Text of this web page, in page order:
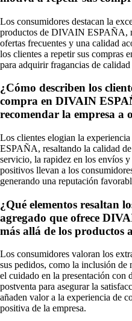
Los consumidores destacan la
productos de DIVAIN ESPAÑA,
ofertas frecuentes y una calidad
los clientes a repetir sus compras
para adquirir fragancias de
¿Cómo describen los
compra en DIVAIN
recomendar la empresa a
Los clientes elogian la
ESPAÑA, resaltando la calidad
servicio, la rapidez en los envíos
positivos llevan a los
generando una reputación
¿Qué elementos resaltan
agregado que ofrece
más allá de los productos
Los consumidores valoran los
sus pedidos, como la inclusión de
el cuidado en la presentación con
postventa para asegurar la
añaden valor a la experiencia de
positiva de la empresa.